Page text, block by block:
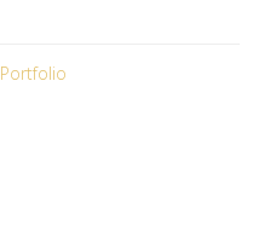
Portfolio